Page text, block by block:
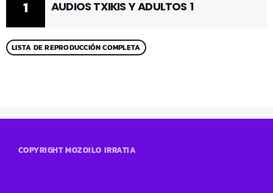
1 AUDIOS TXIKIS Y ADULTOS 1
LISTA DE REPRODUCCIÓN COMPLETA
COPYRIGHT MOZOILO IRRATIA